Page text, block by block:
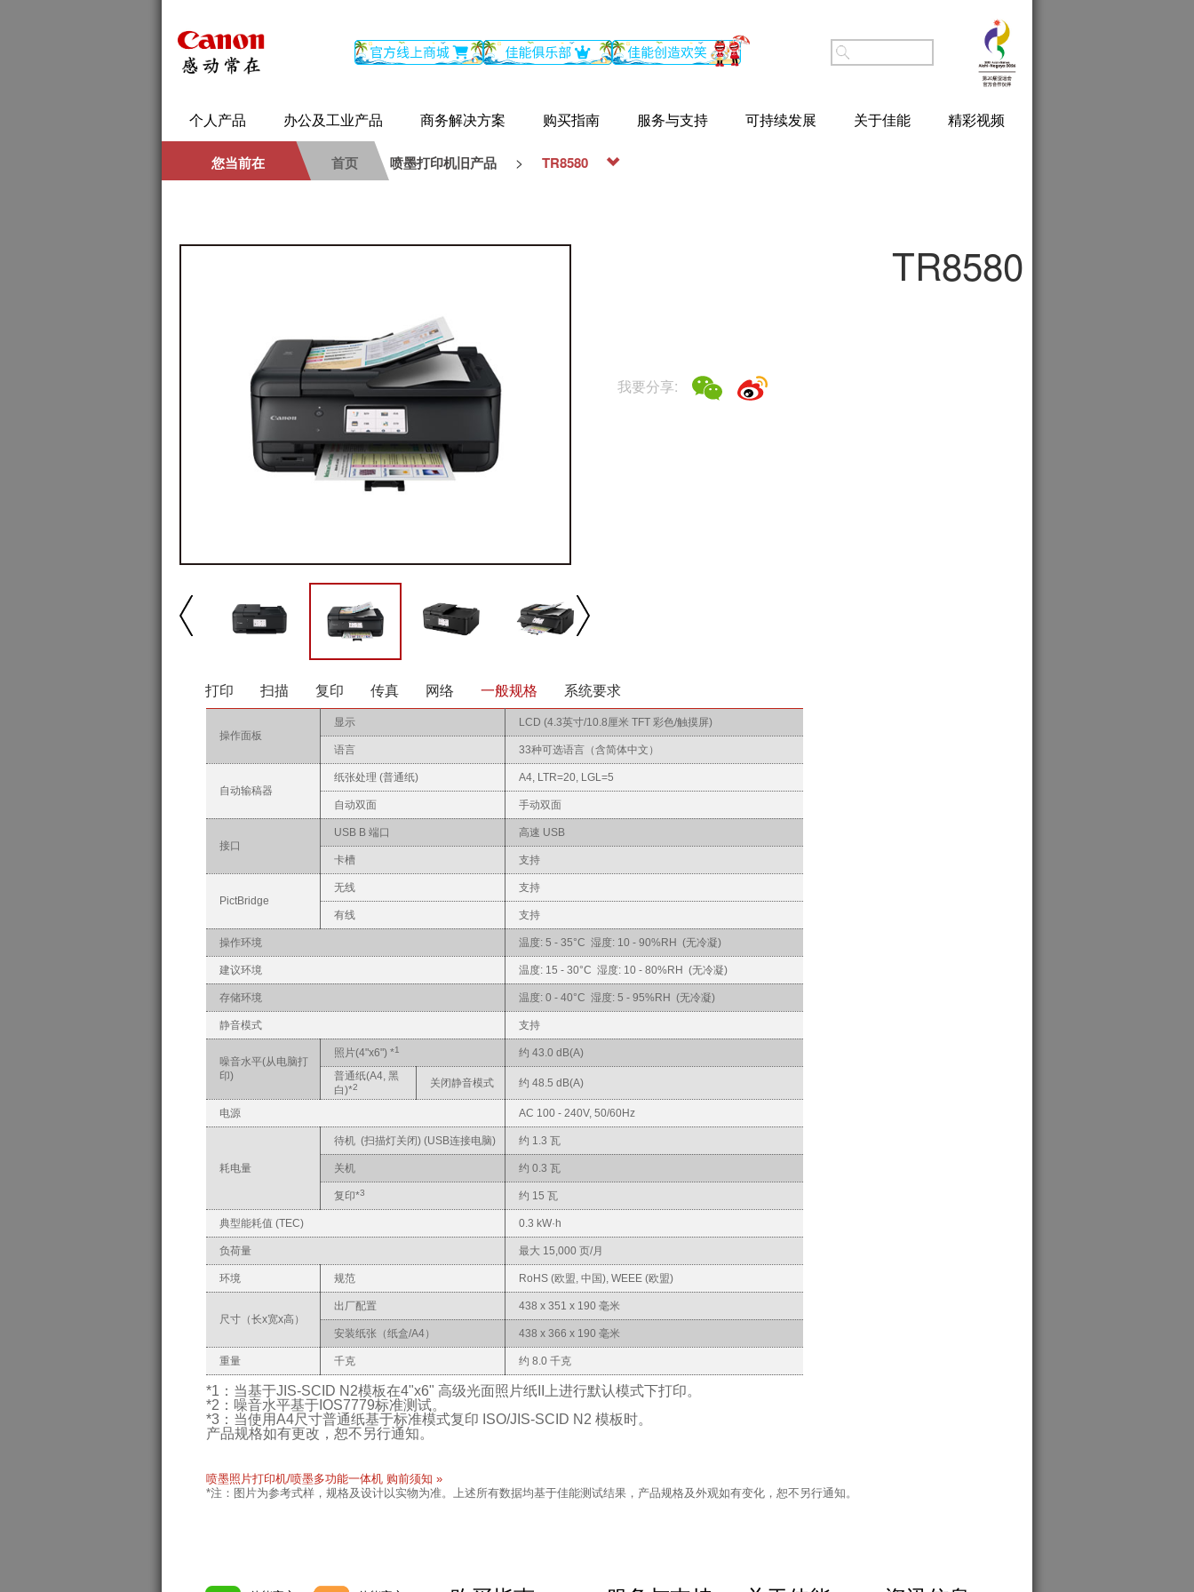
个人产品 办公及工业产品 商务解决方案 购买指南 服务与支持 可持续发展 关于佳能 精彩视频
您当前在 首页 喷墨打印机旧产品 > TR8580
播放/暂停 速度 反向 缩放
TR8580
我要分享:
打印 扫描 复印 传真 网络 一般规格 系统要求
操作面板
显示 LCD (4.3英寸/10.8厘米 TFT 彩色/触摸屏)
语言 33种可选语言（含简体中文）
自动输稿器
纸张处理 (普通纸) A4, LTR=20, LGL=5
自动双面 手动双面
接口
USB B 端口 高速 USB
卡槽 支持
PictBridge
无线 支持
有线 支持
操作环境 温度: 5 - 35°C 湿度: 10 - 90%RH (无冷凝)
建议环境 温度: 15 - 30°C 湿度: 10 - 80%RH (无冷凝)
存储环境 温度: 0 - 40°C 湿度: 5 - 95%RH (无冷凝)
静音模式 支持
噪音水平(从电脑打
印)
照片(4"x6") *1
约 43.0 dB(A)
普通纸(A4, 黑
白)*2 关闭静音模式 约 48.5 dB(A)
电源 AC 100 - 240V, 50/60Hz
耗电量
待机 (扫描灯关闭) (USB连接电脑) 约 1.3 瓦
关机 约 0.3 瓦
复印*3 约 15 瓦
典型能耗值 (TEC) 0.3 kW·h
负荷量 最大 15,000 页/月
环境 规范 RoHS (欧盟, 中国), WEEE (欧盟)
尺寸（长x宽x高）
出厂配置 438 x 351 x 190 毫米
安装纸张（纸盒/A4） 438 x 366 x 190 毫米
重量 千克 约 8.0 千克
*1：当基于JIS-SCID N2模板在4"x6" 高级光面照片纸II上进行默认模式下打印。
*2：噪音水平基于IOS7779标准测试。
*3：当使用A4尺寸普通纸基于标准模式复印 ISO/JIS-SCID N2 模板时。
产品规格如有更改，恕不另行通知。
喷墨照片打印机/喷墨多功能一体机 购前须知 »
*注：图片为参考式样，规格及设计以实物为准。上述所有数据均基于佳能测试结果，产品规格及外观如有变化，恕不另行通知。